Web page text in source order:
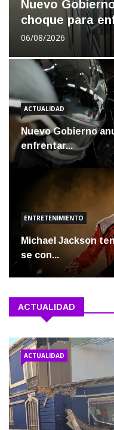
Nuevo
choque para
06/08/2026
ACTUALIDAD
Nuevo Gobierno
enfrentar...
ENTRETENIMIENTO
Michael Jackson
se con...
ACTUALIDAD
ACTUALIDAD